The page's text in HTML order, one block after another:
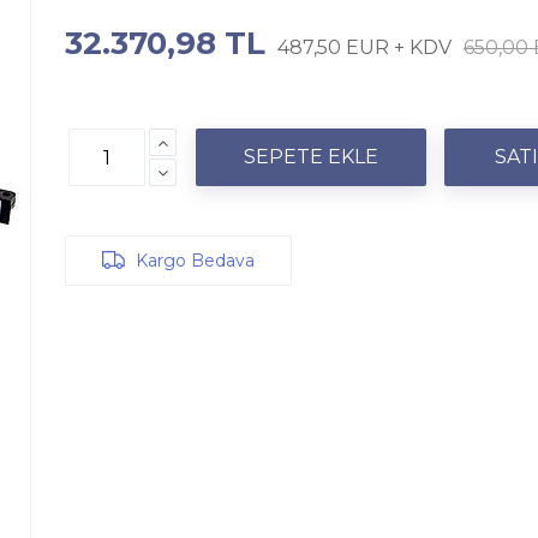
32.370,98 TL 487,50 EUR + KDV 650,00